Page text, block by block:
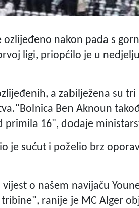
nakon pada s
ligi, priopćilo je u
a zabilježena su
Ben Aknoun
primila 16", dodaje
je sućut i poželio brz
o našem navijaču
ranije je MC Alger